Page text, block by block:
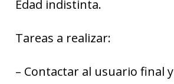
Edad indistinta.
Tareas a realizar:
– Contactar al usuario final y